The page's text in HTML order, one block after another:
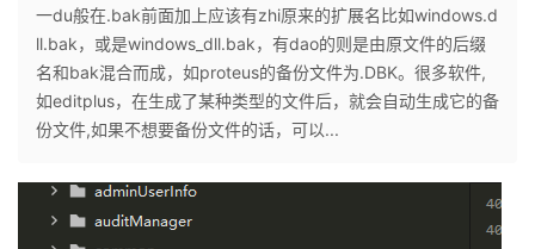
个
人
我
一du般在.bak前面加上应该有zhi原来的扩展名比如windows.d
ll.bak，或是windows_dll.bak，有dao的则是由原文件的后缀
名和bak混合而成，如proteus的备份文件为.DBK。很多软件,
如editplus，在生成了某种类型的文件后，就会自动生成它的备
份文件,如果不想要备份文件的话，可以...